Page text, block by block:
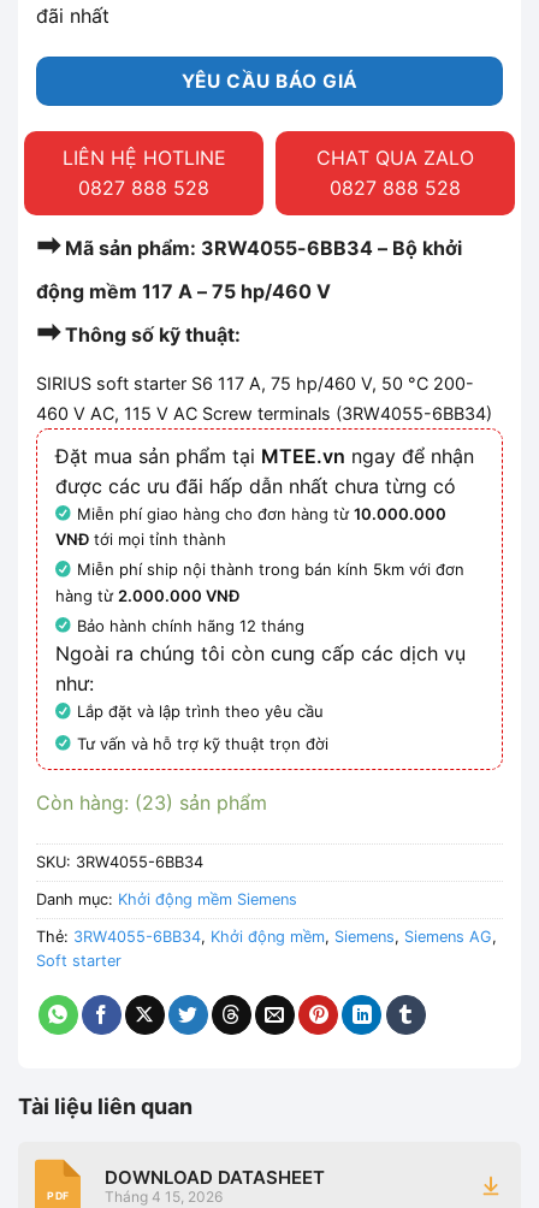
đãi nhất
YÊU CẦU BÁO GIÁ
LIÊN HỆ HOTLINE
0827 888 528
CHAT QUA ZALO
0827 888 528
➡Mã sản phẩm: 3RW4055-6BB34 – Bộ khởi
động mềm 117 A – 75 hp/460 V
➡Thông số kỹ thuật:
SIRIUS soft starter S6 117 A, 75 hp/460 V, 50 °C 200-
460 V AC, 115 V AC Screw terminals (3RW4055-6BB34)
Đặt mua sản phẩm tại MTEE.vn ngay để nhận
được các ưu đãi hấp dẫn nhất chưa từng có
Miễn phí giao hàng cho đơn hàng từ10.000.000
VNĐ tới mọi tỉnh thành
Miễn phí ship nội thành trong bán kính 5km với đơn
hàng từ 2.000.000 VNĐ
Bảo hành chính hãng 12 tháng
Ngoài ra chúng tôi còn cung cấp các dịch vụ
như:
Lắp đặt và lập trình theo yêu cầu
Tư vấn và hỗ trợ kỹ thuật trọn đời
Còn hàng: (23) sản phẩm
SKU: 3RW4055-6BB34
Danh mục: Khởi động mềm Siemens
Thẻ: 3RW4055-6BB34, Khởi động mềm, Siemens, Siemens AG,
Soft starter
Tài liệu liên quan
PDF
DOWNLOAD DATASHEET
Tháng 4 15, 2026